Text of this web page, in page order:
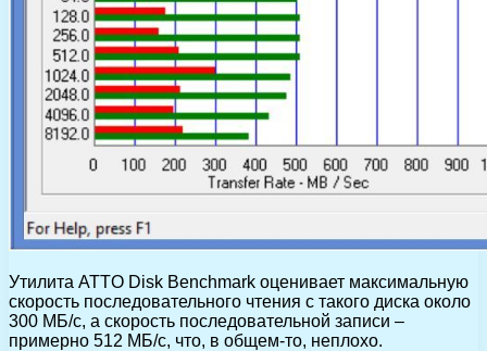
Утилита ATTO Disk Benchmark оценивает максимальную
скорость последовательного чтения с такого диска около
300 МБ/с, а скорость последовательной записи –
примерно 512 МБ/с, что, в общем-то, неплохо.